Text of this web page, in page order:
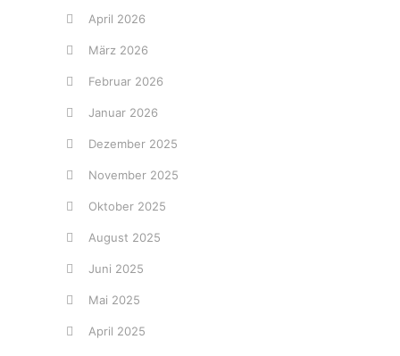
April 2026
März 2026
Februar 2026
Januar 2026
Dezember 2025
November 2025
Oktober 2025
August 2025
Juni 2025
Mai 2025
April 2025